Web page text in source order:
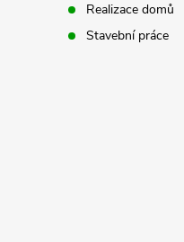
Realizace domů
Stavební práce